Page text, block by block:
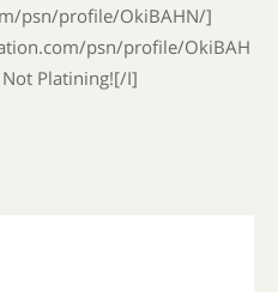
psn/profile/OkiBAHN/]
psn/profile/OkiBAH
Platining![/I]